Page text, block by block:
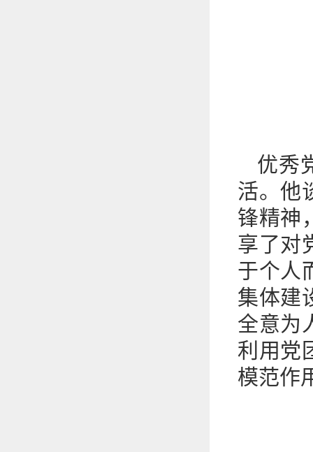
优秀
活。他
锋精神
享了对
于个人
集体建
全意为
利用党
模范作